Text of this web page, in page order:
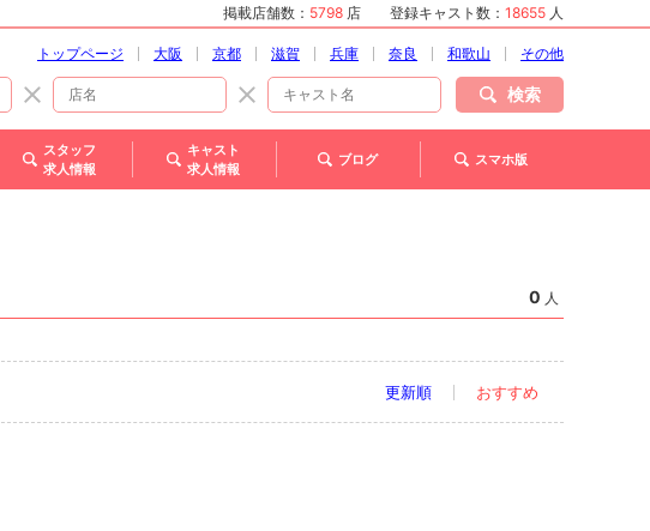
掲載店舗数： 5798 店 登録キャスト数： 18655 人
トップページ 大阪 京都 滋賀 兵庫 奈良 和歌山 その他
検索
スタッフ
求人情報
キャスト
求人情報
ブログ スマホ版
0 人
更新順 おすすめ